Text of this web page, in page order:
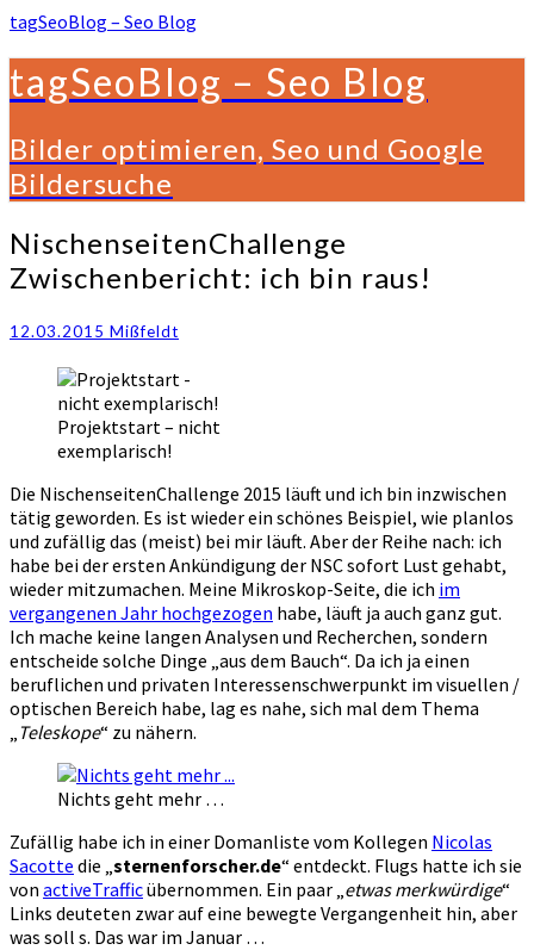
tagSeoBlog – Seo Blog
tagSeoBlog – Seo Blog
Bilder optimieren, Seo und Google
Bildersuche
NischenseitenChallenge
Zwischenbericht:
ich
raus!
NischenseitenChallenge
Zwischenbericht: ich bin raus!
12.03.2015 Mißfeldt
Projektstart – nicht
exemplarisch!
Die NischenseitenChallenge 2015 läuft und ich bin inzwischen
tätig geworden. Es ist wieder ein schönes Beispiel, wie planlos
und zufällig das (meist) bei mir läuft. Aber der Reihe nach: ich
habe bei der ersten Ankündigung der NSC sofort Lust gehabt,
wieder mitzumachen. Meine Mikroskop-Seite, die ich im
vergangenen Jahr hochgezogen habe, läuft ja auch ganz gut.
Ich mache keine langen Analysen und Recherchen, sondern
entscheide solche Dinge „aus dem Bauch“. Da ich ja einen
beruflichen und privaten Interessenschwerpunkt im visuellen /
optischen Bereich habe, lag es nahe, sich mal dem Thema
Teleskope“ zu nähern.
Nichts geht mehr …
Zufällig habe ich in einer Domanliste vom Kollegen Nicolas
Sacotte die „ sternenforscher.de“ entdeckt. Flugs hatte ich sie
von activeTrafficübernommen. Ein paar „ etwas merkwürdige“
Links deuteten zwar auf eine bewegte Vergangenheit hin, aber
was soll s. Das war im Januar …